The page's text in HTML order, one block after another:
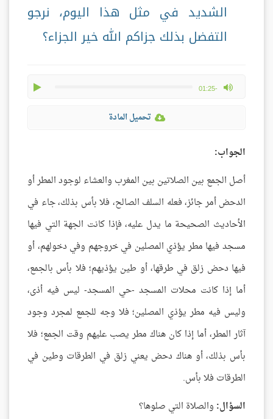
الشديد في مثل هذا اليوم، نرجو
التفضل بذلك جزاكم الله خير الجزاء؟
-01:25
max volume
تحميل المادة
الجواب:
أصل الجمع بين الصلاتين بين المغرب والعشاء لوجود المطر أو
الدحض أمر جائز، فعله السلف الصالح، فلا بأس بذلك، جاء في
الأحاديث الصحيحة ما يدل عليه، فإذا كانت الجهة التي فيها
مسجد فيها مطر يؤذي المصلين في خروجهم وفي دخولهم، أو
فيها دحض زلق في طرقها، أو طين يؤذيهم؛ فلا بأس بالجمع،
أما إذا كانت محلات المسجد -حي المسجد- ليس فيه أذى،
وليس فيه مطر يؤذي المصلين؛ فلا وجه للجمع لمجرد وجود
آثار المطر، أما إذا كان هناك مطر يصب عليهم وقت الجمع؛ فلا
بأس بذلك، أو هناك دحض يعني زلق في الطرقات وطين في
الطرقات فلا بأس.
السؤال: والصلاة التي صلوها؟